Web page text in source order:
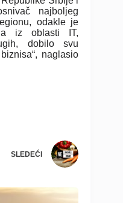
najboljeg
odakle je
iz oblasti IT,
dobilo svu
naglasio
SLEDEĆI